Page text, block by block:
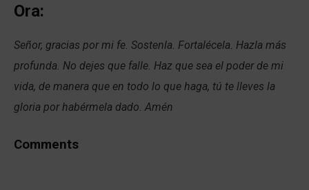
Ora:
Señor, gracias por mi fe. Sostenla. Fortalécela. Hazla más
profunda. No dejes que falle. Haz que sea el poder de mi
vida, de manera que en todo lo que haga, tú te lleves la
gloria por habérmela dado. Amén
Comments